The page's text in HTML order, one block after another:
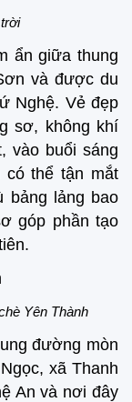
ẩn giữa thung
và được du
Nghệ. Vẻ đẹp
sơ, không khí
vào buổi sáng
thể tận mắt
bảng lảng bao
góp phần tạo
Yên Thành
đường mòn
xã Thanh
An và nơi đây